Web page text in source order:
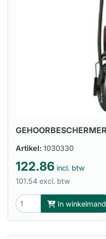
Artikel: 1030330
122.86 incl. btw
101.54 excl. btw
In winkelmand